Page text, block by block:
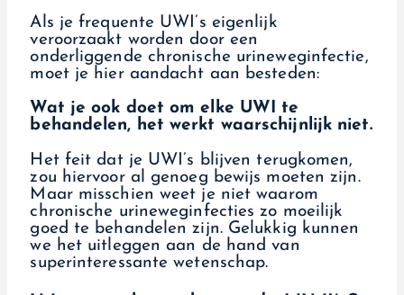
Als je frequente UWI’s eigenlijk
veroorzaakt worden door een
onderliggende chronische urineweginfectie,
moet je hier aandacht aan besteden:
Wat je ook doet om elke UWI te
behandelen, het werkt waarschijnlijk niet.
Het feit dat je UWI’s blijven terugkomen,
zou hiervoor al genoeg bewijs moeten zijn.
Maar misschien weet je niet waarom
chronische urineweginfecties zo moeilijk
goed te behandelen zijn. Gelukkig kunnen
we het uitleggen aan de hand van
superinteressante wetenschap.